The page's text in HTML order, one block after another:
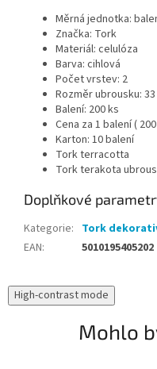
Měrná jednotka:
Značka: Tork
Materiál: celulóza
Barva: cihlová
Počet vrstev: 2
Rozměr ubrousku: 33
Balení: 200 ks
Cena za 1 balení (
Karton: 10 balení
Tork terracotta
Tork
Doplňkové
Kategorie: Tork
EAN: 5010195405202
High-contrast mode
Mohlo